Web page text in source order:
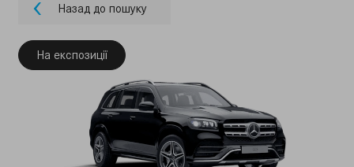
Назад до пошуку
На експозиції